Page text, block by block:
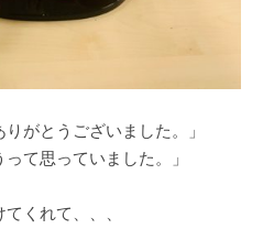
がとうございました。」
て思っていました。」
くれて、、、